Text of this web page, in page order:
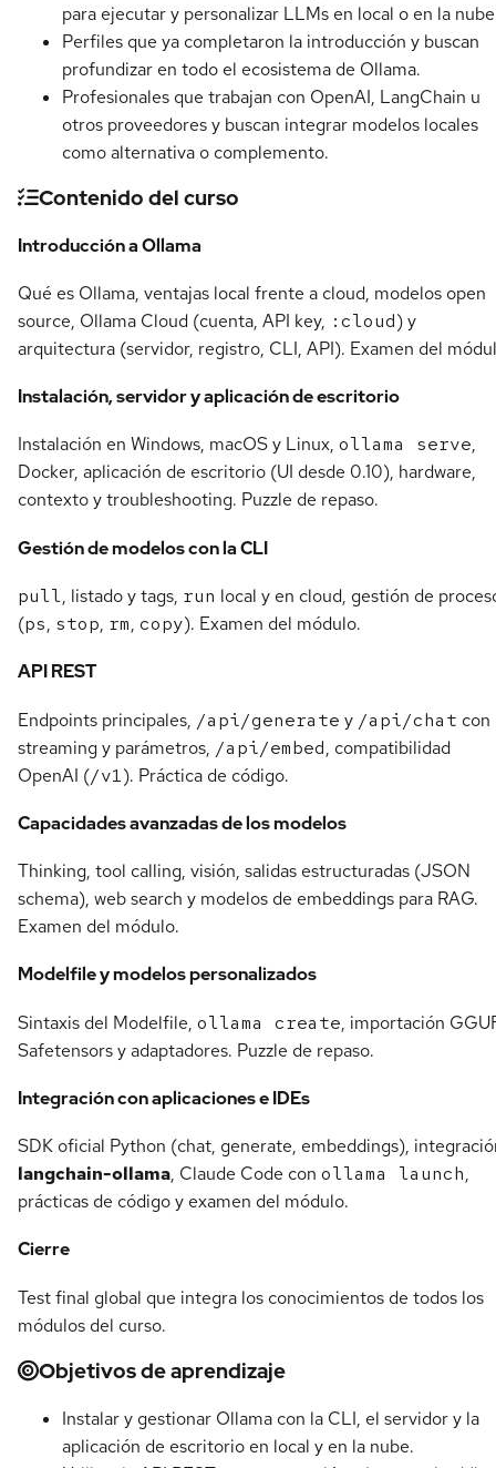
para ejecutar y personalizar LLMs en local o en la
Perfiles que ya completaron la introducción y buscan
profundizar en todo el ecosistema de Ollama.
Profesionales que trabajan con OpenAI, LangChain u
otros proveedores y buscan integrar modelos locales
como alternativa o complemento.
Contenido del curso
Introducción a Ollama
Qué es Ollama, ventajas local frente a cloud, modelos open
source, Ollama Cloud (cuenta, API key, :cloud) y
arquitectura (servidor, registro, CLI, API). Examen del
Instalación, servidor y aplicación de escritorio
Instalación en Windows, macOS y Linux, ollama serve,
Docker, aplicación de escritorio (UI desde 0.10), hardware,
contexto y troubleshooting. Puzzle de repaso.
Gestión de modelos con la CLI
pull, listado y tags, run local y en cloud, gestión de
(ps, stop, rm, copy). Examen del módulo.
API REST
Endpoints principales, /api/generate y /api/chat con
streaming y parámetros, /api/embed, compatibilidad
OpenAI (/v1). Práctica de código.
Capacidades avanzadas de los modelos
Thinking, tool calling, visión, salidas estructuradas (JSON
schema), web search y modelos de embeddings para RAG.
Examen del módulo.
Modelfile y modelos personalizados
Sintaxis del Modelfile, ollama create, importación
Safetensors y adaptadores. Puzzle de repaso.
Integración con aplicaciones e IDEs
SDK oficial Python (chat, generate, embeddings),
langchain-ollama, Claude Code con ollama launch,
prácticas de código y examen del módulo.
Cierre
Test final global que integra los conocimientos de todos los
módulos del curso.
Objetivos de aprendizaje
Instalar y gestionar Ollama con la CLI, el servidor y la
aplicación de escritorio en local y en la nube.